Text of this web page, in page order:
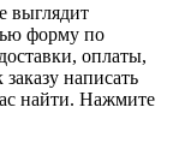
выглядит
форму по
оплаты,
написать
найти. Нажмите